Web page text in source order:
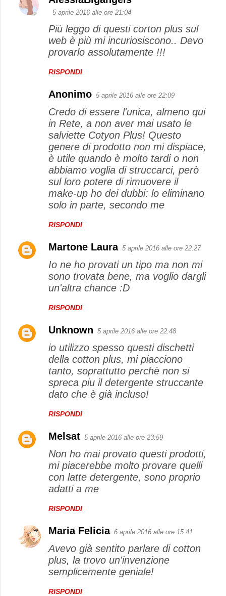
5 aprile 2016 alle ore 21:04
Più leggo di questi corton plus sul
web è più mi incuriosiscono.. Devo
provarlo assolutamente !!!
RISPONDI
Anonimo 5 aprile 2016 alle ore 22:09
Credo di essere l'unica, almeno qui
in Rete, a non aver mai usato le
salviette Cotyon Plus! Questo
genere di prodotto non mi dispiace,
è utile quando è molto tardi o non
abbiamo voglia di struccarci, però
sul loro potere di rimuovere il
make-up ho dei dubbi: lo eliminano
solo in parte, secondo me
RISPONDI
Martone Laura 5 aprile 2016 alle ore 22:27
Io ne ho provati un tipo ma non mi
sono trovata bene, ma voglio dargli
un'altra chance :D
RISPONDI
Unknown 5 aprile 2016 alle ore 22:48
io utilizzo spesso questi dischetti
della cotton plus, mi piacciono
tanto, soprattutto perchè non si
spreca piu il detergente struccante
dato che è già incluso!
RISPONDI
Melsat 5 aprile 2016 alle ore 23:59
Non ho mai provato questi prodotti,
mi piacerebbe molto provare quelli
con latte detergente, sono proprio
adatti a me
RISPONDI
Maria Felicia 6 aprile 2016 alle ore 15:41
Avevo già sentito parlare di cotton
plus, la trovo un'invenzione
semplicemente geniale!
RISPONDI